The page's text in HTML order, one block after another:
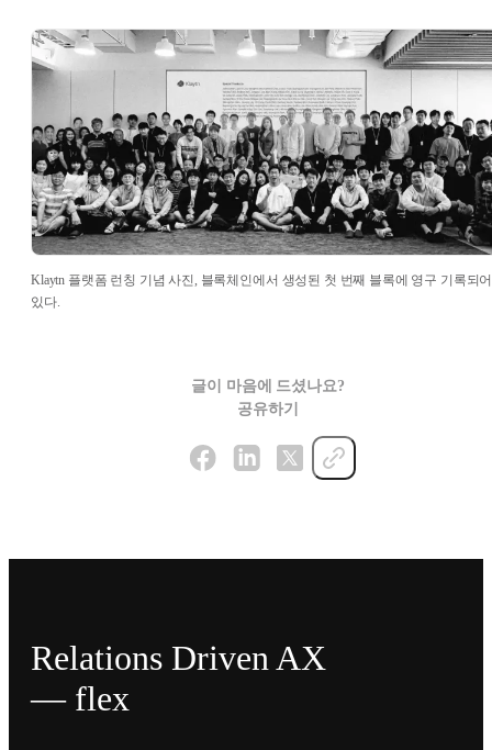
Klaytn 플랫폼 런칭 기념 사진, 블록체인에서 생성된 첫 번째 블록에 영구 기록되어
있다.
글이 마음에 드셨나요?
공유하기
Relations Driven AX
— flex